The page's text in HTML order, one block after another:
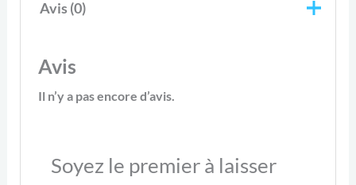
Avis (0)
Avis
Il n’y a pas encore d’avis.
Soyez le premier à laisser